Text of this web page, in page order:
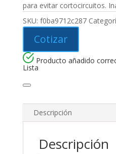
para evitar cortocircuitos.
SKU: f0ba9712c287
Cotizar
Producto añadido
Lista
Descripción
Descripción